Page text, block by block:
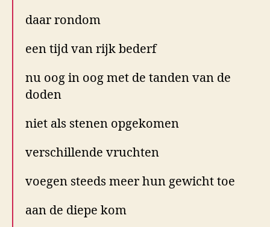
daar rondom
een tijd van rijk bederf
nu oog in oog met de tanden van de
doden
niet als stenen opgekomen
verschillende vruchten
voegen steeds meer hun gewicht toe
aan de diepe kom